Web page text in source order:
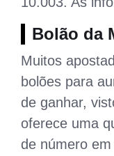
Bolão da
Muitos
bolões para
de ganhar,
oferece uma
de número